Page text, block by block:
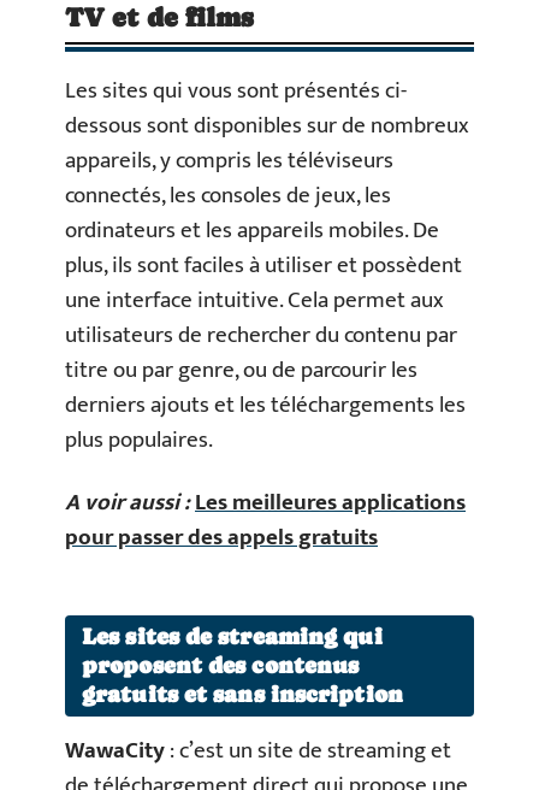
TV et de films
Les sites qui vous sont présentés ci-
dessous sont disponibles sur de nombreux
appareils, y compris les téléviseurs
connectés, les consoles de jeux, les
ordinateurs et les appareils mobiles. De
plus, ils sont faciles à utiliser et possèdent
une interface intuitive. Cela permet aux
utilisateurs de rechercher du contenu par
titre ou par genre, ou de parcourir les
derniers ajouts et les téléchargements les
plus populaires.
A voir aussi :Les meilleures applications
pour passer des appels gratuits
Les sites de streaming qui
proposent des contenus
gratuits et sans inscription
WawaCity: c’est un site de streaming et